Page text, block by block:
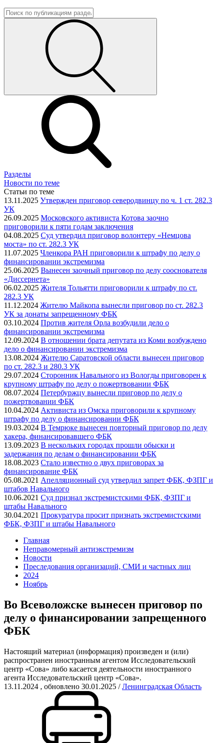
Разделы
Новости по теме
Статьи по теме
13.11.2025 Утвержден приговор северодвинцу по ч. 1 ст. 282.3
УК
26.09.2025 Московского активиста Котова заочно
приговорили к пяти годам заключения
04.08.2025 Суд утвердил приговор волонтеру «Немцова
моста» по ст. 282.3 УК
11.07.2025 Членкора РАН приговорили к штрафу по делу о
финансировании экстремизма
25.06.2025 Вынесен заочный приговор по делу сооснователя
«Диссернета»
06.02.2025 Жителя Тольятти приговорили к штрафу по ст.
282.3 УК
11.12.2024 Жителю Майкопа вынесли приговор по ст. 282.3
УК за донаты запрещенному ФБК
03.10.2024 Против жителя Орла возбудили дело о
финансировании экстремизма
12.09.2024 В отношении брата депутата из Коми возбуждено
дело о финансировании экстремизма
13.08.2024 Жителю Саратовской области вынесен приговор
по ст. 282.3 и 280.3 УК
29.07.2024 Сторонник Навального из Вологды приговорен к
крупному штрафу по делу о пожертвовании ФБК
08.07.2024 Петербуржцу вынесли приговор по делу о
пожертвовании ФБК
10.04.2024 Активиста из Омска приговорили к крупному
штрафу по делу о финансировании ФБК
19.03.2024 В Темрюке вынесен повторный приговор по делу
хакера, финансировавшего ФБК
13.09.2023 В нескольких городах прошли обыски и
задержания по делам о финансировании ФБК
18.08.2023 Стало известно о двух приговорах за
финансирование ФБК
05.08.2021 Апелляционный суд утвердил запрет ФБК, ФЗПГ и
штабов Навального
10.06.2021 Суд признал экстремистскими ФБК, ФЗПГ и
штабы Навального
30.04.2021 Прокуратура просит признать экстремистскими
ФБК, ФЗПГ и штабы Навального
Главная
Неправомерный антиэкстремизм
Новости
Преследования организаций, СМИ и частных лиц
2024
Ноябрь
Во Всеволожске вынесен приговор по
делу о финансировании запрещенного
ФБК
Настоящий материал (информация) произведен и (или)
распространен иностранным агентом Исследовательский
центр «Сова» либо касается деятельности иностранного
агента Исследовательский центр «Сова».
13.11.2024 , обновлено 30.01.2025 /Ленинградская Область